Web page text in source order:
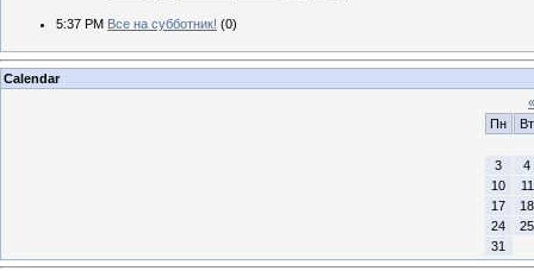
5:37 PM Все на субботник! (0)
Calendar
«
Пн
Вт
3
4
10
11
17
18
24
25
31